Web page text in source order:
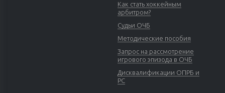
Как стать хоккейным
арбитром?
Судьи ОЧБ
Методические пособия
Запрос на рассмотрение
игрового эпизода в ОЧБ
Дисквалификации ОПРБ и
РС